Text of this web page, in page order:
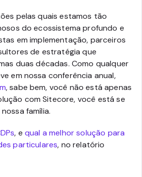
pelas quais estamos tão
do ecossistema profundo e
em implementação, parceiros
de estratégia que
duas décadas. Como qualquer
em nossa conferência anual,
, sabe bem, você não está apenas
com Sitecore, você está se
família.
, e qual a melhor solução para
particulares, no relatório